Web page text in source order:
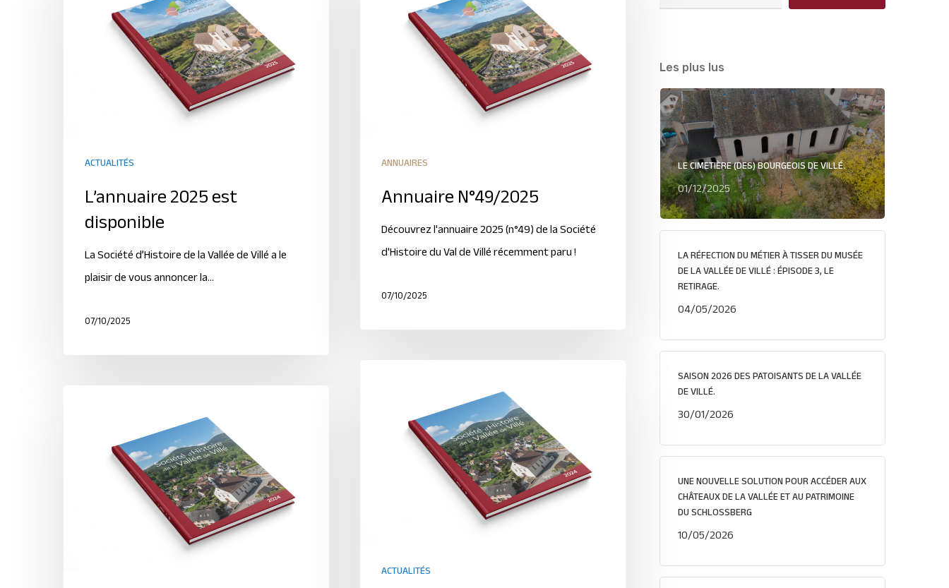
ACTUALITÉS
L’annuaire 2025 est
disponible
La Société d’Histoire de la Vallée de Villé a le
plaisir de vous annoncer la…
07/10/2025
ANNUAIRES
Annuaire N°49/2025
Découvrez l'annuaire 2025 (n°49) de la Société
d'Histoire du Val de Villé récemment paru !
07/10/2025
ACTUALITÉS
Les plus lus
LE CIMETIÈRE (DES) BOURGEOIS DE VILLÉ.
01/12/2025
LA RÉFECTION DU MÉTIER À TISSER DU MUSÉE
DE LA VALLÉE DE VILLÉ : ÉPISODE 3, LE
RETIRAGE.
04/05/2026
SAISON 2026 DES PATOISANTS DE LA VALLÉE
DE VILLÉ.
30/01/2026
UNE NOUVELLE SOLUTION POUR ACCÉDER AUX
CHÂTEAUX DE LA VALLÉE ET AU PATRIMOINE
DU SCHLOSSBERG
10/05/2026